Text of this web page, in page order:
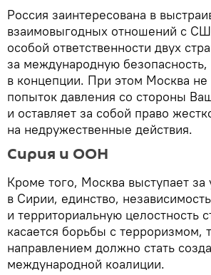
Россия заинтересована в
взаимовыгодных отношений с
особой ответственности двух
за международную безопасность,
в концепции. При этом Москва
попыток давления со стороны
и оставляет за собой право
на недружественные действия.
Сирия и ООН
Кроме того, Москва выступает за
в Сирии, единство, независимость
и территориальную целостность
касается борьбы с терроризмом,
направлением должно стать
международной коалиции.